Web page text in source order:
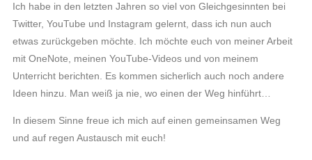
Ich habe in den letzten Jahren so viel von Gleichgesinnten bei
Twitter, YouTube und Instagram gelernt, dass ich nun auch
etwas zurückgeben möchte. Ich möchte euch von meiner Arbeit
mit OneNote, meinen YouTube-Videos und von meinem
Unterricht berichten. Es kommen sicherlich auch noch andere
Ideen hinzu. Man weiß ja nie, wo einen der Weg hinführt…
In diesem Sinne freue ich mich auf einen gemeinsamen Weg
und auf regen Austausch mit euch!